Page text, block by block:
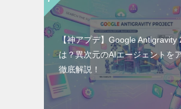
【神アプデ】Google Antigravity
は？異次元のAIエージェントを
徹底解説！